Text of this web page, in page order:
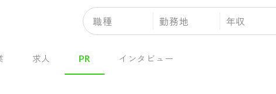
職種 勤務地 年収
求人 PR インタビュー